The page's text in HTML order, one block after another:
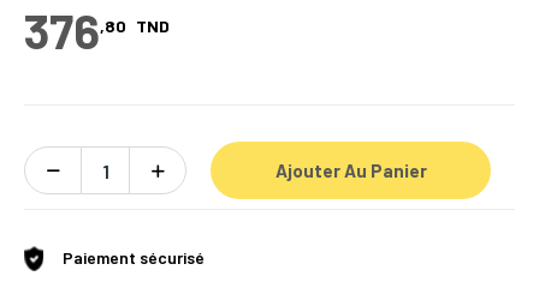
376,80 TND
Ajouter Au Panier
Paiement sécurisé